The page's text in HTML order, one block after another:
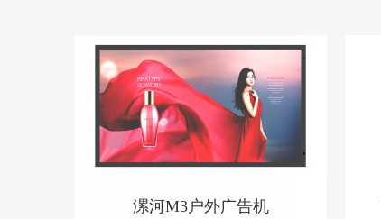
漯河M3户外广告机